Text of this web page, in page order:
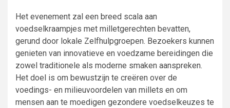
Het evenement zal een breed scala aan
voedselkraampjes met milletgerechten bevatten,
gerund door lokale Zelfhulpgroepen. Bezoekers kunnen
genieten van innovatieve en voedzame bereidingen die
zowel traditionele als moderne smaken aanspreken.
Het doel is om bewustzijn te creëren over de
voedings- en milieuvoordelen van millets en om
mensen aan te moedigen gezondere voedselkeuzes te